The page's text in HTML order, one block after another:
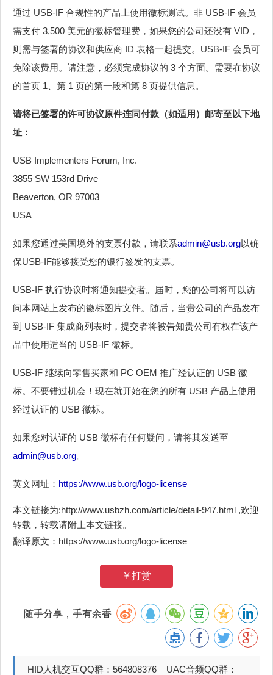
通过 USB-IF 合规性的产品上使用徽标测试。非 USB-IF 会员
需支付 3,500 美元的徽标管理费，如果您的公司还没有 VID，
则需与签署的协议和供应商 ID 表格一起提交。USB-IF 会员可
免除该费用。请注意，必须完成协议的 3 个方面。需要在协议
的首页 1、第 1 页的第一段和第 8 页提供信息。
请将已签署的许可协议原件连同付款（如适用）邮寄至以下地
址：
USB Implementers Forum, Inc.
3855 SW 153rd Drive
Beaverton, OR 97003
USA
如果您通过美国境外的支票付款，请联系admin@usb.org以确
保USB-IF能够接受您的银行签发的支票。
USB-IF 执行协议时将通知提交者。届时，您的公司将可以访
问本网站上发布的徽标图片文件。随后，当贵公司的产品发布
到 USB-IF 集成商列表时，提交者将被告知贵公司有权在该产
品中使用适当的 USB-IF 徽标。
USB-IF 继续向零售买家和 PC OEM 推广经认证的 USB 徽
标。不要错过机会！现在就开始在您的所有 USB 产品上使用
经过认证的 USB 徽标。
如果您对认证的 USB 徽标有任何疑问，请将其发送至
admin@usb.org。
英文网址： https://www.usb.org/logo-license
本文链接为:http://www.usbzh.com/article/detail-947.html ,欢迎
转载，转载请附上本文链接。
翻译原文：https://www.usb.org/logo-license
￥打赏
随手分享，手有余香
HID人机交互QQ群：564808376 UAC音频QQ群：